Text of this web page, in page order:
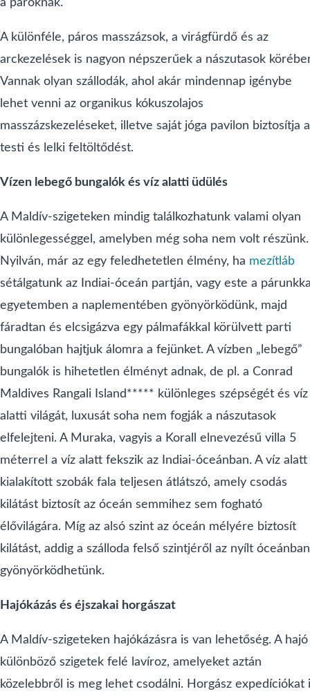
a pároknak.
A különféle, páros masszázsok, a virágfürdő és az
arckezelések is nagyon népszerűek a nászutasok
Vannak olyan szállodák, ahol akár mindennap igénybe
lehet venni az organikus kókuszolajos
masszázskezeléseket, illetve saját jóga pavilon biztosítja a
testi és lelki feltöltődést.
Vízen lebegő bungalók és víz alatti üdülés
A Maldív-szigeteken mindig találkozhatunk valami olyan
különlegességgel, amelyben még soha nem volt részünk.
Nyilván, már az egy feledhetetlen élmény, ha mezítláb
sétálgatunk az Indiai-óceán partján, vagy este a
egyetemben a naplementében gyönyörködünk, majd
fáradtan és elcsigázva egy pálmafákkal körülvett parti
bungalóban hajtjuk álomra a fejünket. A vízben „lebegő”
bungalók is hihetetlen élményt adnak, de pl. a Conrad
Maldives Rangali Island***** különleges szépségét és víz
alatti világát, luxusát soha nem fogják a nászutasok
elfelejteni. A Muraka, vagyis a Korall elnevezésű villa 5
méterrel a víz alatt fekszik az Indiai-óceánban. A víz alatt
kialakított szobák fala teljesen átlátszó, amely csodás
kilátást biztosít az óceán semmihez sem fogható
élővilágára. Míg az alsó szint az óceán mélyére biztosít
kilátást, addig a szálloda felső szintjéről az nyílt óceánban
gyönyörködhetünk.
Hajókázás és éjszakai horgászat
A Maldív-szigeteken hajókázásra is van lehetőség. A hajó
különböző szigetek felé lavíroz, amelyeket aztán
közelebbről is meg lehet csodálni. Horgász expedíciókat